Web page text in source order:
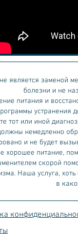
является заменой
болезни и не
питания и
устранения
тот или иной
немедленно
и не будет
хорошее питание,
скорой
Наша услуга,
в